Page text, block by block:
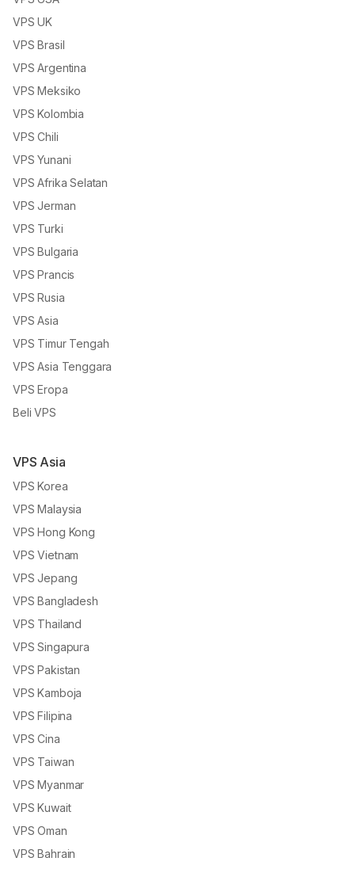
VPS UK
VPS Brasil
VPS Argentina
VPS Meksiko
VPS Kolombia
VPS Chili
VPS Yunani
VPS Afrika Selatan
VPS Jerman
VPS Turki
VPS Bulgaria
VPS Prancis
VPS Rusia
VPS Asia
VPS Timur Tengah
VPS Asia Tenggara
VPS Eropa
Beli VPS
VPS Asia
VPS Korea
VPS Malaysia
VPS Hong Kong
VPS Vietnam
VPS Jepang
VPS Bangladesh
VPS Thailand
VPS Singapura
VPS Pakistan
VPS Kamboja
VPS Filipina
VPS Cina
VPS Taiwan
VPS Myanmar
VPS Kuwait
VPS Oman
VPS Bahrain